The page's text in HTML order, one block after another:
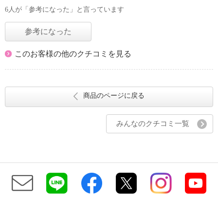
6人が「参考になった」と言っています
参考になった
このお客様の他のクチコミを見る
商品のページに戻る
みんなのクチコミ一覧